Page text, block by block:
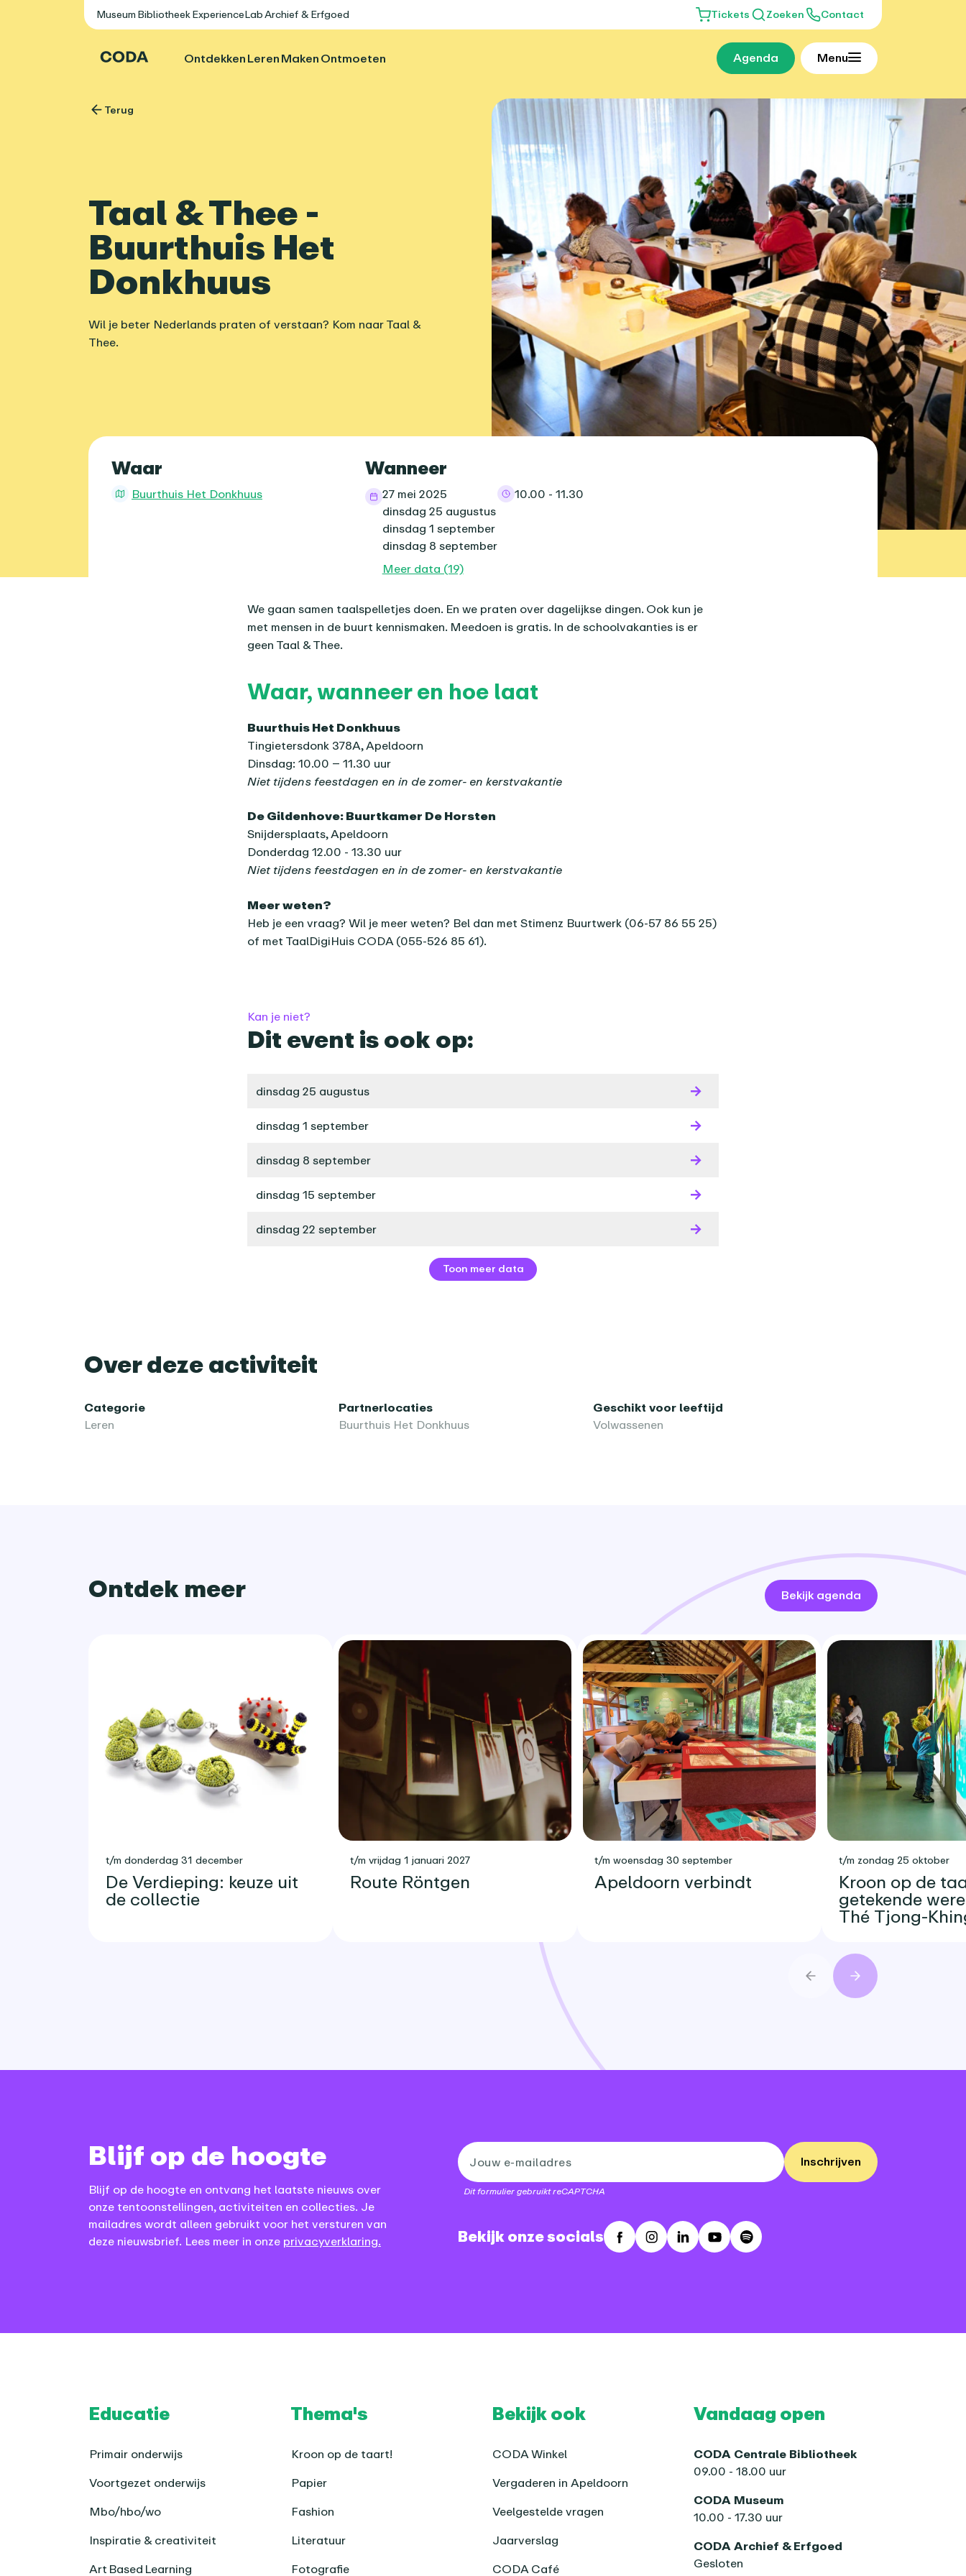
Museum Bibliotheek ExperienceLabArchief & Erfgoed Tickets Zoeken Contact
Ontdekken Leren Maken Ontmoeten Agenda Menu
Terug
Taal & Thee -
Buurthuis Het
Donkhuus
Wil je beter Nederlands praten of verstaan? Kom naar Taal &
Thee.
Praktische informatie
Waar
Buurthuis Het Donkhuus
Wanneer
27 mei 2025
dinsdag 25 augustus
dinsdag 1 september
dinsdag 8 september
Meer data (19)
10.00 - 11.30
We gaan samen taalspelletjes doen. En we praten over dagelijkse dingen. Ook kun je
met mensen in de buurt kennismaken. Meedoen is gratis. In de schoolvakanties is er
geen Taal & Thee.
Waar, wanneer en hoe laat
Buurthuis Het Donkhuus
Tingietersdonk 378A, Apeldoorn
Dinsdag: 10.00 – 11.30 uur
Niet tijdens feestdagen en in de zomer- en kerstvakantie
De Gildenhove: Buurtkamer De Horsten
Snijdersplaats, Apeldoorn
Donderdag 12.00 - 13.30 uur
Niet tijdens feestdagen en in de zomer- en kerstvakantie
Meer weten?
Heb je een vraag? Wil je meer weten? Bel dan met Stimenz Buurtwerk (06-57 86 55 25)
of met TaalDigiHuis CODA (055-526 85 61).
Kan je niet?
Dit event is ook op:
dinsdag 25 augustus
dinsdag 1 september
dinsdag 8 september
dinsdag 15 september
dinsdag 22 september
Toon meer data
Over deze activiteit
Categorie
Leren
Partnerlocaties
Buurthuis Het Donkhuus
Geschikt voor leeftijd
Volwassenen
Ontdek meer Bekijk agenda
t/m donderdag 31 december
De Verdieping: keuze uit
de collectie
t/m vrijdag 1 januari 2027
Route Röntgen
t/m woensdag 30 september
Apeldoorn verbindt
t/m zondag 25 oktober
Kroon op de
getekende
Thé Tjong-
VorigeVolgende
Blijf op de hoogte
Blijf op de hoogte en ontvang het laatste nieuws over
onze tentoonstellingen, activiteiten en collecties. Je
mailadres wordt alleen gebruikt voor het versturen van
deze nieuwsbrief. Lees meer in onze privacyverklaring.
Dit formulier gebruikt reCAPTCHA
Inschrijven
Bekijk onze socials FacebookInstagram
LinkedInYoutubeSpotify
FooterEducatie
Primair onderwijs
Voortgezet onderwijs
Mbo/hbo/wo
Inspiratie & creativiteit
Art Based Learning
Thema's
Kroon op de taart!
Papier
Fashion
Literatuur
Fotografie
Bekijk ook
CODA Winkel
Vergaderen in Apeldoorn
Veelgestelde vragen
Jaarverslag
CODA Café
Vandaag open
CODA Centrale Bibliotheek
09.00 - 18.00 uur
CODA Museum
10.00 - 17.30 uur
CODA Archief & Erfgoed
Gesloten